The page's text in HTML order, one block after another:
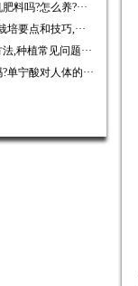
料吗?怎么养?···
要点和技巧,···
,种植常见问题···
单宁酸对人体的···